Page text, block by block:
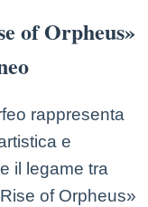
of Orpheus»
rappresenta
e
il legame tra
of Orpheus»